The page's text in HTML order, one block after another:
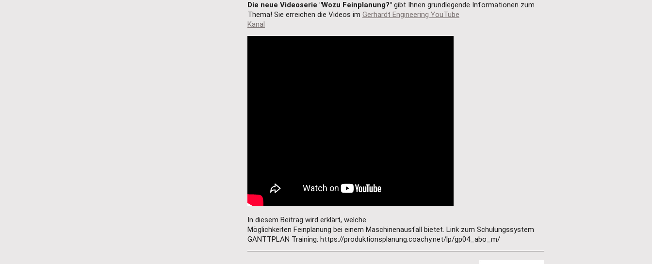
Die neue Videoserie "Wozu Feinplanung?" gibt Ihnen grundlegende Informationen zum
Thema! Sie erreichen die Videos im Gerhardt Engineering YouTube
Kanal
In diesem Beitrag wird erklärt, welche
Möglichkeiten Feinplanung bei einem Maschinenausfall bietet. Link zum Schulungssystem
GANTTPLAN Training: https://produktionsplanung.coachy.net/lp/gp04_abo_m/